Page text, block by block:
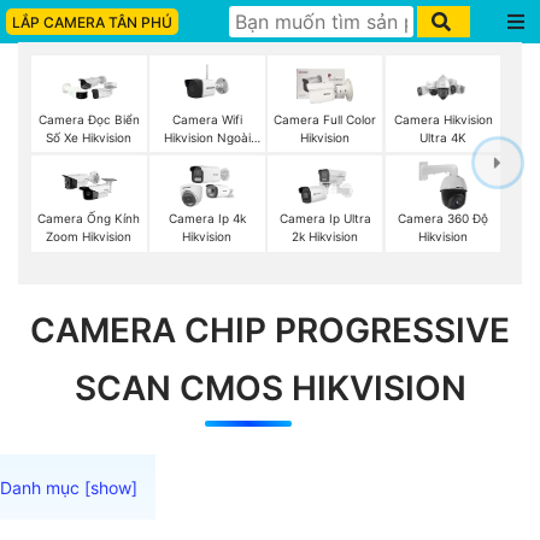
LẮP CAMERA TÂN PHÚ
Camera Đọc Biển
Số Xe Hikvision
Camera Wifi
Hikvision Ngoài
Camera Full Color
Hikvision
Camera Hikvision
Ultra 4K
Camera Ống Kính
Zoom Hikvision
Camera Ip 4k
Hikvision
Camera Ip Ultra
2k Hikvision
Camera 360 Độ
Hikvision
CAMERA CHIP PROGRESSIVE
SCAN CMOS HIKVISION